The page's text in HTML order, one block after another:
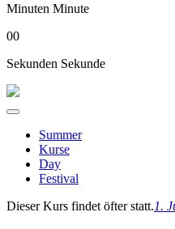
Minuten Minute
00
Sekunden Sekunde
Summer
Kurse
Day
Festival
Dieser Kurs findet öfter statt.1.